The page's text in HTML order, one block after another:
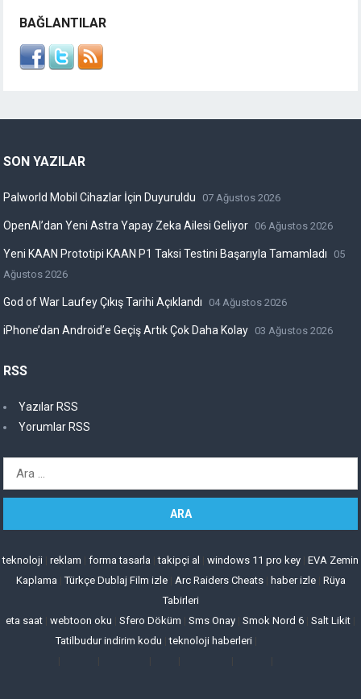
BAĞLANTILAR
SON YAZILAR
Palworld Mobil Cihazlar İçin Duyuruldu 07 Ağustos 2026
OpenAI’dan Yeni Astra Yapay Zeka Ailesi Geliyor 06 Ağustos 2026
Yeni KAAN Prototipi KAAN P1 Taksi Testini Başarıyla Tamamladı
05
Ağustos 2026
God of War Laufey Çıkış Tarihi Açıklandı 04 Ağustos 2026
iPhone’dan Android’e Geçiş Artık Çok Daha Kolay 03 Ağustos 2026
RSS
Yazılar RSS
Yorumlar RSS
Arama:
teknoloji reklam forma tasarla |takipçi al windows 11 pro key EVA Zemin
Kaplama |Türkçe Dublaj Film izle| Arc Raiders Cheats| haber izle| Rüya
Tabirleri
eta saat webtoon oku Sfero Döküm Sms Onay Smok Nord 6 Salt Likit
Tatilbudur indirim kodu |teknoloji haberleri|